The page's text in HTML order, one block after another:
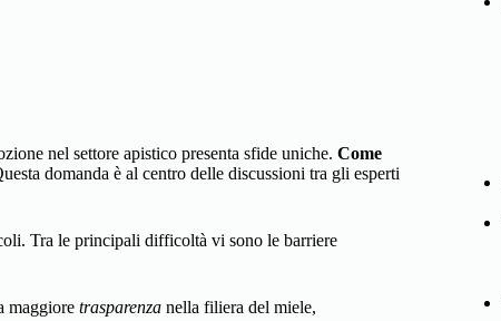
nel settore apistico presenta sfide uniche. Come
domanda è al centro delle discussioni tra gli esperti
Tra le principali difficoltà vi sono le barriere
maggiore trasparenza nella filiera del miele,